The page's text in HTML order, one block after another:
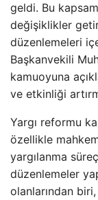
geldi. Bu
değişiklikler
düzenlemeleri
Başkanvekili
kamuoyuna
ve etkinliği
Yargı reformu
özellikle
yargılanma
düzenlemeler
olanlarından